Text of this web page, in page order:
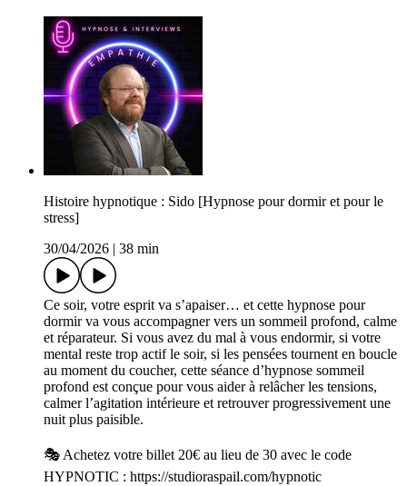
Histoire hypnotique : Sido [Hypnose pour dormir et pour le
stress]
30/04/2026
38 min
Ce soir, votre esprit va s’apaiser… et cette hypnose pour
dormir va vous accompagner vers un sommeil profond, calme
et réparateur. Si vous avez du mal à vous endormir, si votre
mental reste trop actif le soir, si les pensées tournent en boucle
au moment du coucher, cette séance d’hypnose sommeil
profond est conçue pour vous aider à relâcher les tensions,
calmer l’agitation intérieure et retrouver progressivement une
nuit plus paisible.
🎭 Achetez votre billet 20€ au lieu de 30 avec le code
HYPNOTIC : https://studioraspail.com/hypnotic